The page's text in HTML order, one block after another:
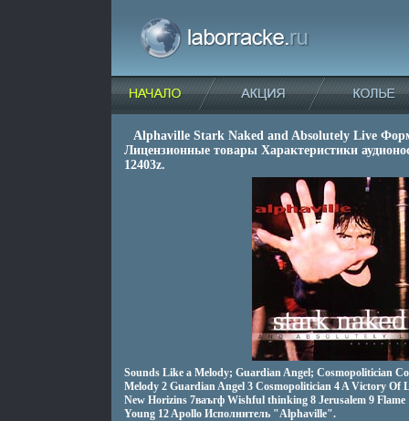
Alphaville Stark Naked and Absolutely Live
Лицензионные товары Характеристики
12403z.
Sounds Like a Melody; Guardian Angel; Cosmopolitician
Melody 2 Guardian Angel 3 Cosmopolitician 4 A Victory Of
New Horizins 7ваъгф Wishful thinking 8 Jerusalem 9 Flame
Young 12 Apollo Исполнитель "Alphaville".